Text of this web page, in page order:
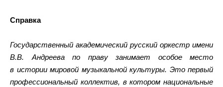
Справка
Государственный академический русский оркестр имени
В.В. Андреева по праву занимает особое место
в истории мировой музыкальной культуры. Это первый
профессиональный коллектив, в котором национальные